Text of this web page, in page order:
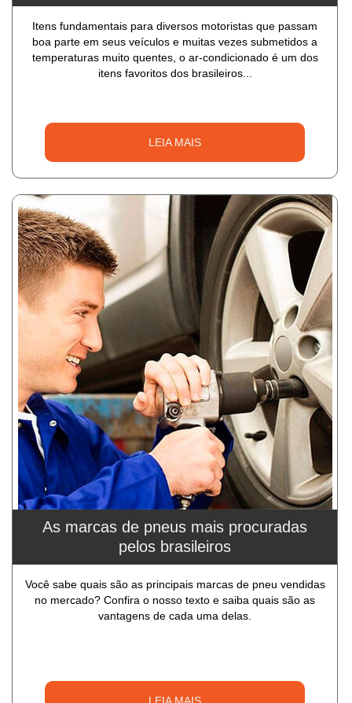
Itens fundamentais para diversos motoristas que passam
boa parte em seus veículos e muitas vezes submetidos a
temperaturas muito quentes, o ar-condicionado é um dos
itens favoritos dos brasileiros...
LEIA MAIS
As marcas de pneus mais procuradas
pelos brasileiros
Você sabe quais são as principais marcas de pneu vendidas
no mercado? Confira o nosso texto e saiba quais são as
vantagens de cada uma delas.